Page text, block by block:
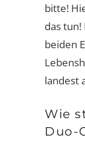
bitte!
das
beiden
landest
Wie
Duo-